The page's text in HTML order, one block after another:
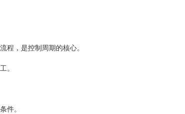
程，是控制周期的核心。
。
件。